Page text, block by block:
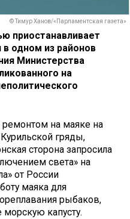
© Тимур Ханов/«Парламентская газета»
приостанавливает
одном из районов
Министерства
на
на маяке на
гряды,
сторона запросила
света» на
от России
маяка для
рыбаков,
капусту.